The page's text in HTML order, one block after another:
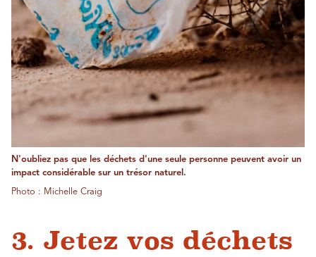
N'oubliez pas que les déchets d'une seule personne peuvent avoir un
impact considérable sur un trésor naturel.
Photo : Michelle Craig
3. Jetez vos déchets